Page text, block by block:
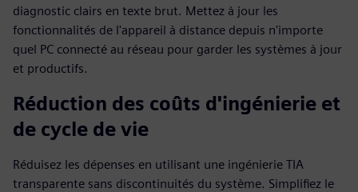
diagnostic clairs en texte brut. Mettez à jour les
fonctionnalités de l'appareil à distance depuis n'importe
quel PC connecté au réseau pour garder les systèmes à jour
et productifs.
Réduction des coûts d'ingénierie et
de cycle de vie
Réduisez les dépenses en utilisant une ingénierie TIA
transparente sans discontinuités du système. Simplifiez le